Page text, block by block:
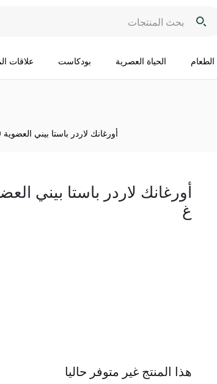
الحياة العصرية بودكاست علاقات
أورغانك لاردر باستا بيني العضوية 300 غ
غ
هذا المنتج غير متوفر حاليا